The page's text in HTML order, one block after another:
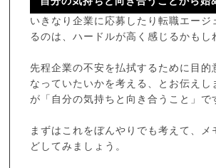
いきなり企業に応募したり転職エージ
るのは、ハードルが高く感じるかもし
先程企業の不安を払拭するために目的
なっていたいかを考える、とお伝えし
が「自分の気持ちと向き合うこと」で
まずはこれをぼんやりでも考えて、メ
どしてみましょう。